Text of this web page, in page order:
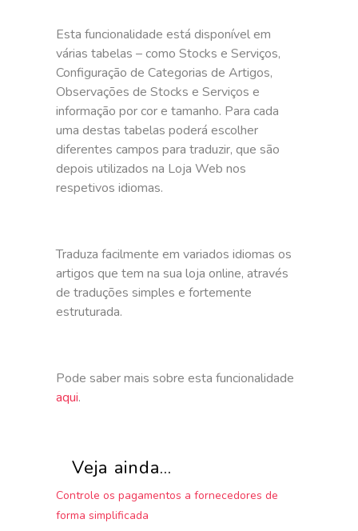
Esta funcionalidade está disponível em
várias tabelas – como Stocks e Serviços,
Configuração de Categorias de Artigos,
Observações de Stocks e Serviços e
informação por cor e tamanho. Para cada
uma destas tabelas poderá escolher
diferentes campos para traduzir, que são
depois utilizados na Loja Web nos
respetivos idiomas.
Traduza facilmente em variados idiomas os
artigos que tem na sua loja online, através
de traduções simples e fortemente
estruturada.
Pode saber mais sobre esta funcionalidade
aqui.
Veja ainda...
Controle os pagamentos a fornecedores de
forma simplificada